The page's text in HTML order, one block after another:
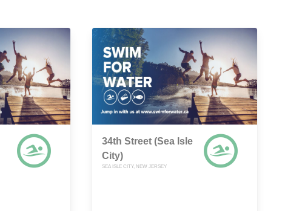
34th Street (Sea Isle
City)
SEA ISLE CITY, NEW JERSEY